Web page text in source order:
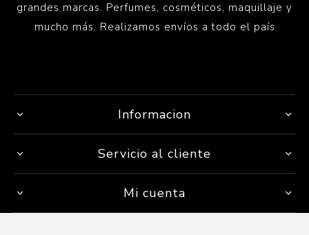
grandes marcas. Perfumes, cosméticos, maquillaje y
mucho más. Realizamos envíos a todo el país
Informacion
Servicio al cliente
Mi cuenta